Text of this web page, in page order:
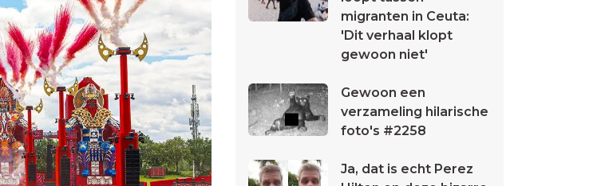
migranten in Ceuta:
'Dit verhaal klopt
gewoon niet'
Gewoon een
verzameling hilarische
foto's #2258
Ja, dat is echt Perez